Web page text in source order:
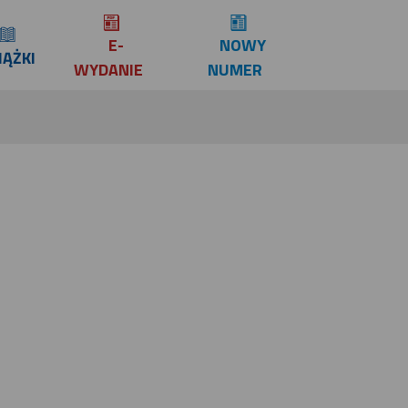
E-
WYDANIE
NOWY
NUMER